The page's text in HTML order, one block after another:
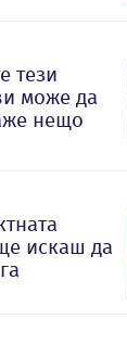
тези
може да
нещо
искаш да